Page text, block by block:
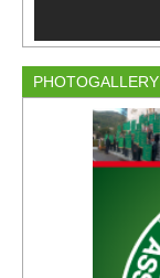
PHOTOGALLERY